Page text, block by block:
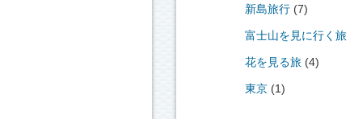
新島旅行 (7)
富士山を見に行く旅
花を見る旅 (4)
東京 (1)